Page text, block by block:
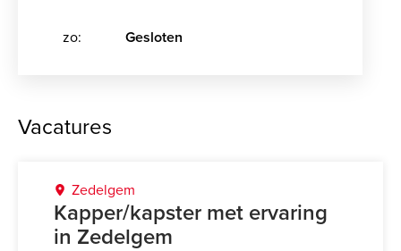
zo: Gesloten
Vacatures
Zedelgem
Kapper/kapster met ervaring
in Zedelgem